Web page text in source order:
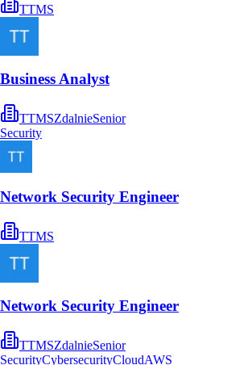
TTMS
Business Analyst
TTMSZdalnieSenior
Security
Network Security Engineer
TTMS
Network Security Engineer
TTMSZdalnieSenior
SecurityCybersecurityCloudAWS